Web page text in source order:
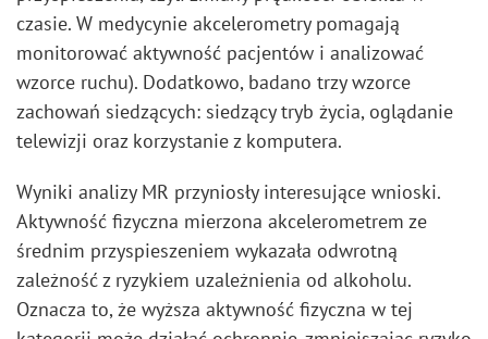
czasie. W medycynie akcelerometry pomagają
monitorować aktywność pacjentów i analizować
wzorce ruchu). Dodatkowo, badano trzy wzorce
zachowań siedzących: siedzący tryb życia, oglądanie
telewizji oraz korzystanie z komputera.
Wyniki analizy MR przyniosły interesujące wnioski.
Aktywność fizyczna mierzona akcelerometrem ze
średnim przyspieszeniem wykazała odwrotną
zależność z ryzykiem uzależnienia od alkoholu.
Oznacza to, że wyższa aktywność fizyczna w tej